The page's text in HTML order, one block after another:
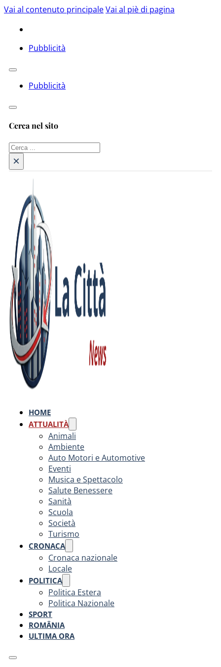
Vai al contenuto principaleVai al piè di pagina
Pubblicità
Pubblicità
Cerca nel sito
Cerca
×
HOME
ATTUALITÀ
Animali
Ambiente
Auto Motori e Automotive
Eventi
Musica e Spettacolo
Salute Benessere
Sanità
Scuola
Società
Turismo
CRONACA
Cronaca nazionale
Locale
POLITICA
Politica Estera
Politica Nazionale
SPORT
ROMÂNIA
ULTIMA ORA